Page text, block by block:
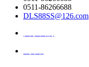
0511-86266688
DLS88SS@126.com